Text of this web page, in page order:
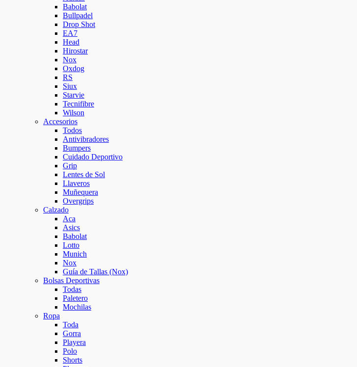
Babolat
Bullpadel
Drop Shot
EA7
Head
Hirostar
Nox
Oxdog
RS
Siux
Starvie
Tecnifibre
Wilson
Accesorios
Todos
Antivibradores
Bumpers
Cuidado Deportivo
Grip
Lentes de Sol
Llaveros
Muñequera
Overgrips
Calzado
Aca
Asics
Babolat
Lotto
Munich
Nox
Guía de Tallas (Nox)
Bolsas Deportivas
Todas
Paletero
Mochilas
Ropa
Toda
Gorra
Playera
Polo
Shorts